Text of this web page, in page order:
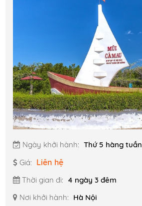
Ngày khởi hành: Thứ 5 hàng tuần
Giá: Liên hệ
Thời gian đi: 4 ngày 3 đêm
Nơi khởi hành: Hà Nội